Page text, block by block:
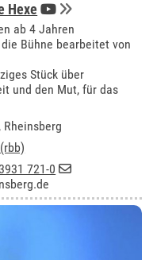
Hexe
ab 4 Jahren
Bühne bearbeitet von
Stück über
und den Mut, für das
Rheinsberg
(rbb)
721-0